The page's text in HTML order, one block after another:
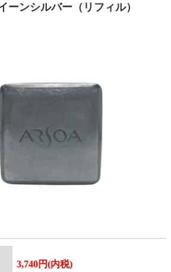
ンシルバー（リフィル）
3,740円(内税)